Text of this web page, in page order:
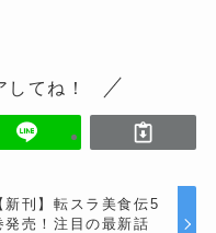
てね！
新刊】転スラ美食伝5
発売！注目の最新話